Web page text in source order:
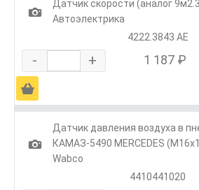
1
Датчик скорости (аналог
Автоэлектрика
4222.3843 АЕ
- + 1 187 ₽
Ä
1
Датчик давления воздуха в
КАМАЗ-5490 MERCEDES
Wabco
4410441020